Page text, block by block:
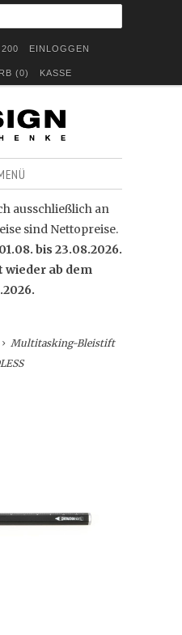
EINLOGGEN
(0) KASSE
ausschließlich an
sind Nettopreise.
bis 23.08.2026.
ab dem
Multitasking-Bleistift